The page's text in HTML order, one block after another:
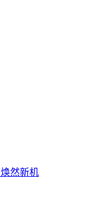
然新机